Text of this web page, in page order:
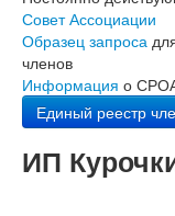
Совет Ассоциации
Образец запроса
членов
Информация о
Единый реестр
ИП